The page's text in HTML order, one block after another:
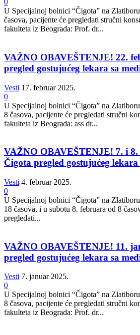
0
U Specijalnoj bolnici “Čigota” na
časova, pacijente će pregledati stručni
fakulteta iz Beograda: Prof. dr...
VAŽNO OBAVEŠTENJE! 22.
pregled gostujućeg lekara sa
Vesti 17. februar 2025.
0
U Specijalnoj bolnici “Čigota” na
8 časova, pacijente će pregledati stručni
fakulteta iz Beograda: ass dr...
VAŽNO OBAVEŠTENJE! 7. i
Čigota pregled gostujućeg
Vesti 4. februar 2025.
0
U Specijalnoj bolnici “Čigota” na
18 časova, i u subotu 8. februara od 8
pregledati...
VAŽNO OBAVEŠTENJE! 11.
pregled gostujućeg lekara sa
Vesti 7. januar 2025.
0
U Specijalnoj bolnici “Čigota” na
8 časova, pacijente će pregledati stručni
fakulteta iz Beograda: Prof. dr...